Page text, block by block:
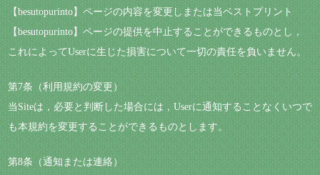
【besutopurinto】ページの内容を変更しまたは当ベストプリント
【besutopurinto】ページの提供を中止することができるものとし，
これによってUserに生じた損害について一切の責任を負いません。
第7条（利用規約の変更）
当Siteは，必要と判断した場合には，Userに通知することなくいつで
も本規約を変更することができるものとします。
第8条（通知または連絡）